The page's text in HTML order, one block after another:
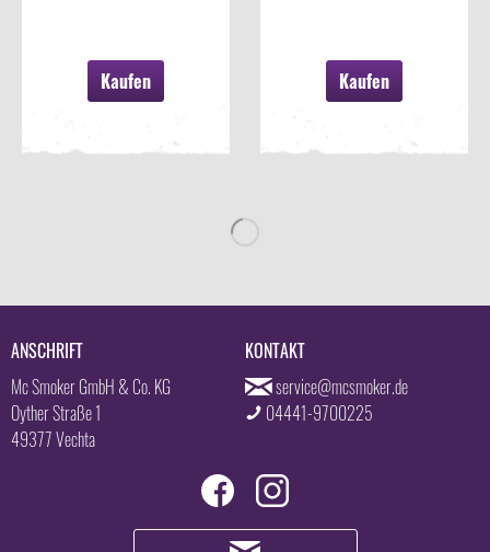
Kaufen Kaufen
ANSCHRIFT
Mc Smoker GmbH & Co. KG
Oyther Straße 1
49377 Vechta
KONTAKT
service@mcsmoker.de
04441-9700225